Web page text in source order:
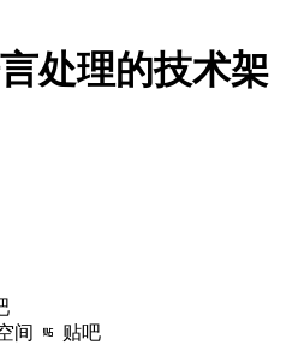
处理的技术架
间 贴吧